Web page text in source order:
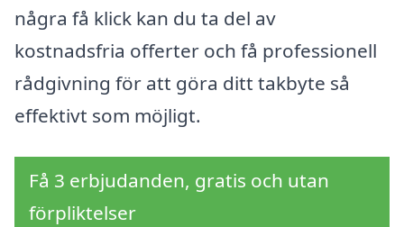
några få klick kan du ta del av
kostnadsfria offerter och få professionell
rådgivning för att göra ditt takbyte så
effektivt som möjligt.
Få 3 erbjudanden, gratis och utan
förpliktelser